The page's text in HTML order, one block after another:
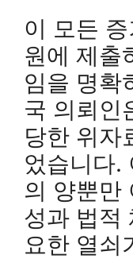
이 모든
원에 제출
임을 명확
국 의뢰인
당한 위자
었습니다.
의 양뿐만
성과 법적
요한 열쇠